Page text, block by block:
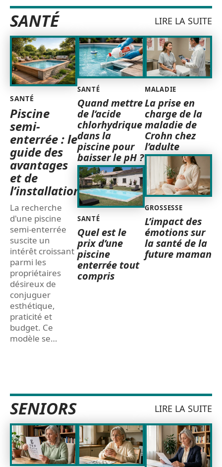
SANTÉ LIRE LA SUITE
SANTÉ
Piscine
semi-
enterrée : le
guide des
avantages
et de
l’installation
La recherche
d'une piscine
semi-enterrée
suscite un
intérêt croissant
parmi les
propriétaires
désireux de
conjuguer
esthétique,
praticité et
budget. Ce
modèle se…
SANTÉ
Quand mettre
de l’acide
chlorhydrique
dans la
piscine pour
baisser le pH ?
SANTÉ
Quel est le
prix d’une
piscine
enterrée tout
compris
MALADIE
La prise en
charge de la
maladie de
Crohn chez
l’adulte
GROSSESSE
L’impact des
émotions sur
la santé de la
future maman
SENIORS LIRE LA SUITE